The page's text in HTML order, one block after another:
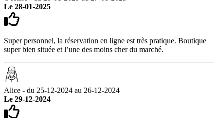
Le 28-01-2025
Super personnel, la réservation en ligne est très pratique. Boutique
super bien située et l’une des moins cher du marché.
Alice - du 25-12-2024 au 26-12-2024
Le 29-12-2024